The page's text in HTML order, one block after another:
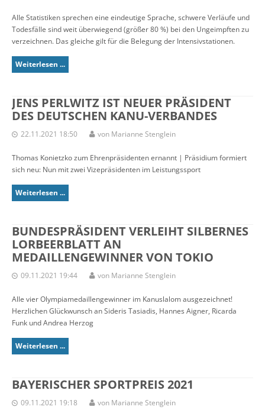
Alle Statistiken sprechen eine eindeutige Sprache, schwere Verläufe und
Todesfälle sind weit überwiegend (größer 80 %) bei den Ungeimpften zu
verzeichnen. Das gleiche gilt für die Belegung der Intensivstationen.
Weiterlesen ...
JENS PERLWITZ IST NEUER PRÄSIDENT
DES DEUTSCHEN KANU-VERBANDES
22.11.2021 18:50 von Marianne Stenglein
Thomas Konietzko zum Ehrenpräsidenten ernannt | Präsidium formiert
sich neu: Nun mit zwei Vizepräsidenten im Leistungssport
Weiterlesen ...
BUNDESPRÄSIDENT VERLEIHT SILBERNES
LORBEERBLATT AN
MEDAILLENGEWINNER VON TOKIO
09.11.2021 19:44 von Marianne Stenglein
Alle vier Olympiamedaillengewinner im Kanuslalom ausgezeichnet!
Herzlichen Glückwunsch an Sideris Tasiadis, Hannes Aigner, Ricarda
Funk und Andrea Herzog
Weiterlesen ...
BAYERISCHER SPORTPREIS 2021
09.11.2021 19:18 von Marianne Stenglein